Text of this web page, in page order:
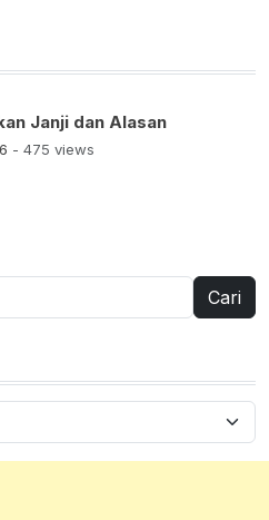
Janji dan Alasan
- 475 views